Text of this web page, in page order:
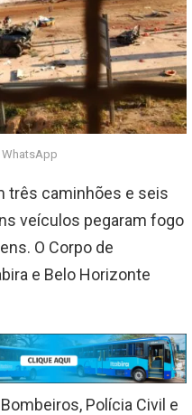
três caminhões e seis
veículos pegaram fogo
O Corpo de
e Belo Horizonte
Polícia Civil e